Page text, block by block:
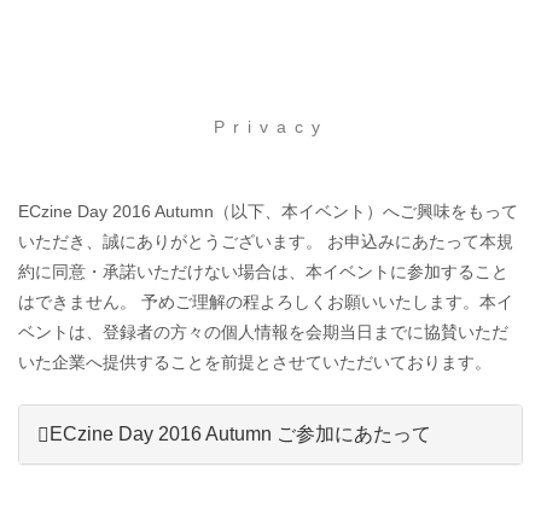
Privacy
ECzine Day 2016 Autumn（以下、本イベント）へご興味をもって
いただき、誠にありがとうございます。 お申込みにあたって本規
約に同意・承諾いただけない場合は、本イベントに参加すること
はできません。 予めご理解の程よろしくお願いいたします。本イ
ベントは、登録者の方々の個人情報を会期当日までに協賛いただ
いた企業へ提供することを前提とさせていただいております。
ECzine Day 2016 Autumn ご参加にあたって